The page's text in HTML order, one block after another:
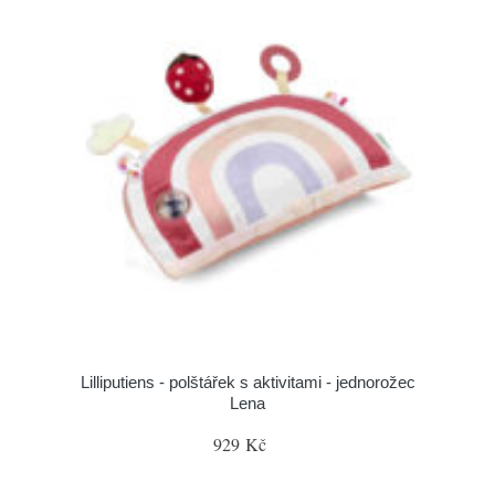
Lilliputiens - polštářek s aktivitami - jednorožec
Lena
929 Kč